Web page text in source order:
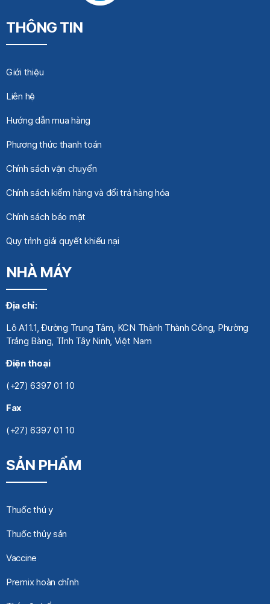
THÔNG TIN
Giới thiệu
Liên hệ
Hướng dẫn mua hàng
Phương thức thanh toán
Chính sách vận chuyển
Chính sách kiểm hàng và đổi trả hàng hóa
Chính sách bảo mật
Quy trình giải quyết khiếu nại
NHÀ MÁY
Địa chỉ:
Lô A11.1, Đường Trung Tâm, KCN Thành Thành Công, Phường
Trảng Bàng, Tỉnh Tây Ninh, Việt Nam
Điện thoại
(+27) 6397 01 10
Fax
(+27) 6397 01 10
SẢN PHẨM
Thuốc thú y
Thuốc thủy sản
Vaccine
Premix hoàn chỉnh